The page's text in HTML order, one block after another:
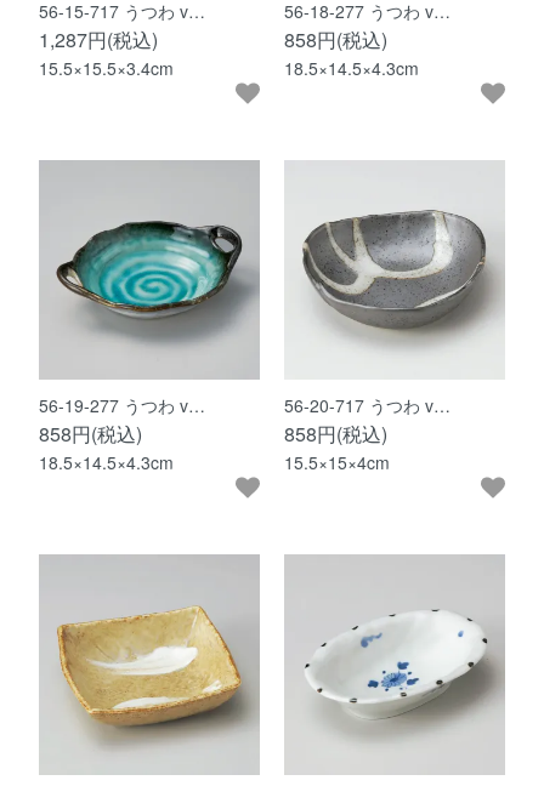
56-15-717 うつわ v…
1,287円(税込)
15.5×15.5×3.4cm
56-18-277 うつわ v…
858円(税込)
18.5×14.5×4.3cm
56-19-277 うつわ v…
858円(税込)
18.5×14.5×4.3cm
56-20-717 うつわ v…
858円(税込)
15.5×15×4cm